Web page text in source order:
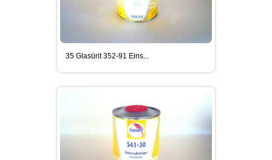
35 Glasürit 352-91 Eins...